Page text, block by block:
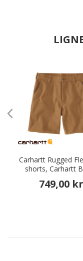
Carhartt Rugged
shorts, Carhartt
749,00